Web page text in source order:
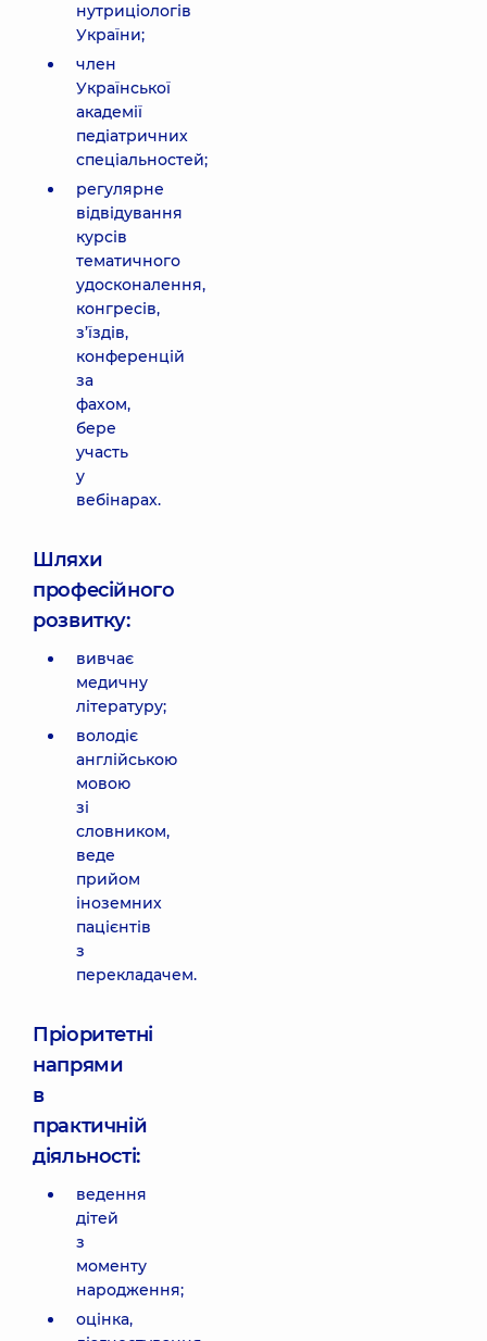
нутриціологів
України;
член
Української
академії
педіатричних
спеціальностей;
регулярне
відвідування
курсів
тематичного
удосконалення,
конгресів,
з’їздів,
конференцій
за
фахом,
бере
участь
у
вебінарах.
Шляхи
професійного
розвитку:
вивчає
медичну
літературу;
володіє
англійською
мовою
зі
словником,
веде
прийом
іноземних
пацієнтів
з
перекладачем.
Пріоритетні
напрями
в
практичній
діяльності:
ведення
дітей
з
моменту
народження;
оцінка,